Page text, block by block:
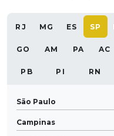
RJ MG ES SP
GO AM PA AC
PB PI RN
São Paulo
Campinas